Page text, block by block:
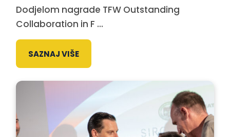
Dodjelom nagrade TFW Outstanding
Collaboration in F ...
SAZNAJ VIŠE